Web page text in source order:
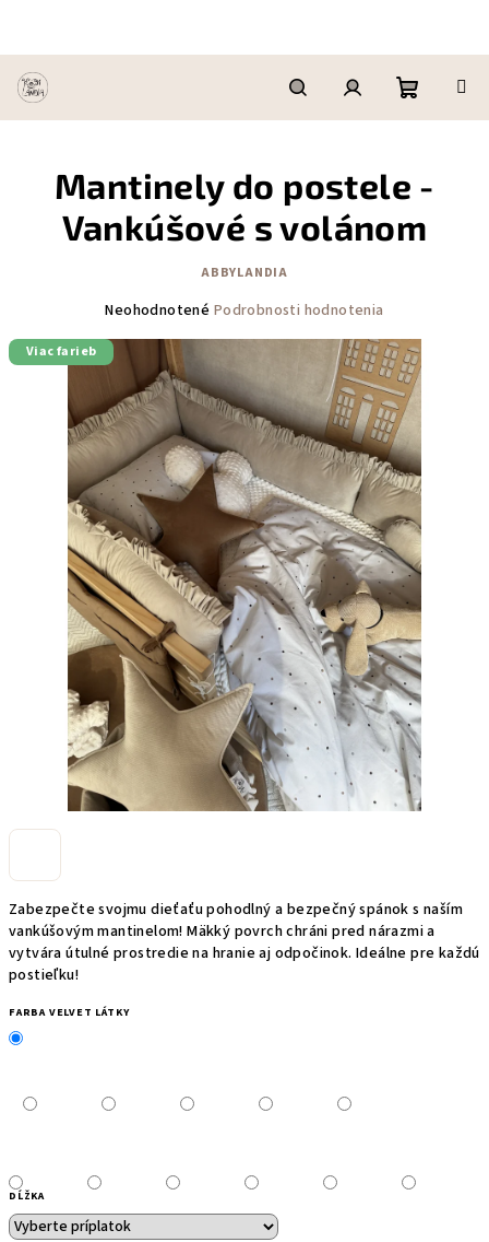
obsah
HľadaťPrihlásenie
košík
Zabezpečte svojmu dieťaťu pohodlný a bezpečný spánok s naším
vankúšovým mantinelom! Mäkký povrch chráni pred nárazmi a
vytvára útulné prostredie na hranie aj odpočinok. Ideálne pre každú
postieľku!
FARBA VELVET LÁTKY
DĹŽKA
Mantinely do postele -
Vankúšové s volánom
ABBYLANDIA
produktu
hviezdičiek.
Neohodnotené Podrobnosti hodnotenia
Viac farieb